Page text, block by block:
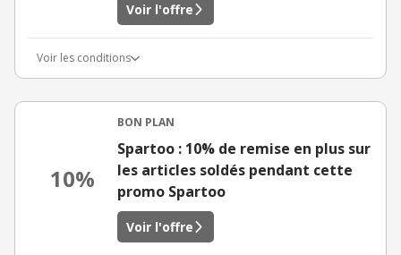
Voir l'offre
Voir les conditions
10%
BON PLAN
Spartoo : 10% de remise en plus sur
les articles soldés pendant cette
promo Spartoo
Voir l'offre